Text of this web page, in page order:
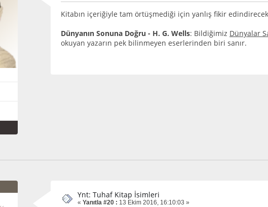
Kitabın içeriğiyle tam örtüşmediği için yanlış fikir
Dünyanın Sonuna Doğru - H. G. Wells: Bildiğimiz Dünyalar
okuyan yazarın pek bilinmeyen eserlerinden biri sanır.
Ynt: Tuhaf Kitap İsimleri
« Yanıtla #20 : 13 Ekim 2016, 16:10:03 »